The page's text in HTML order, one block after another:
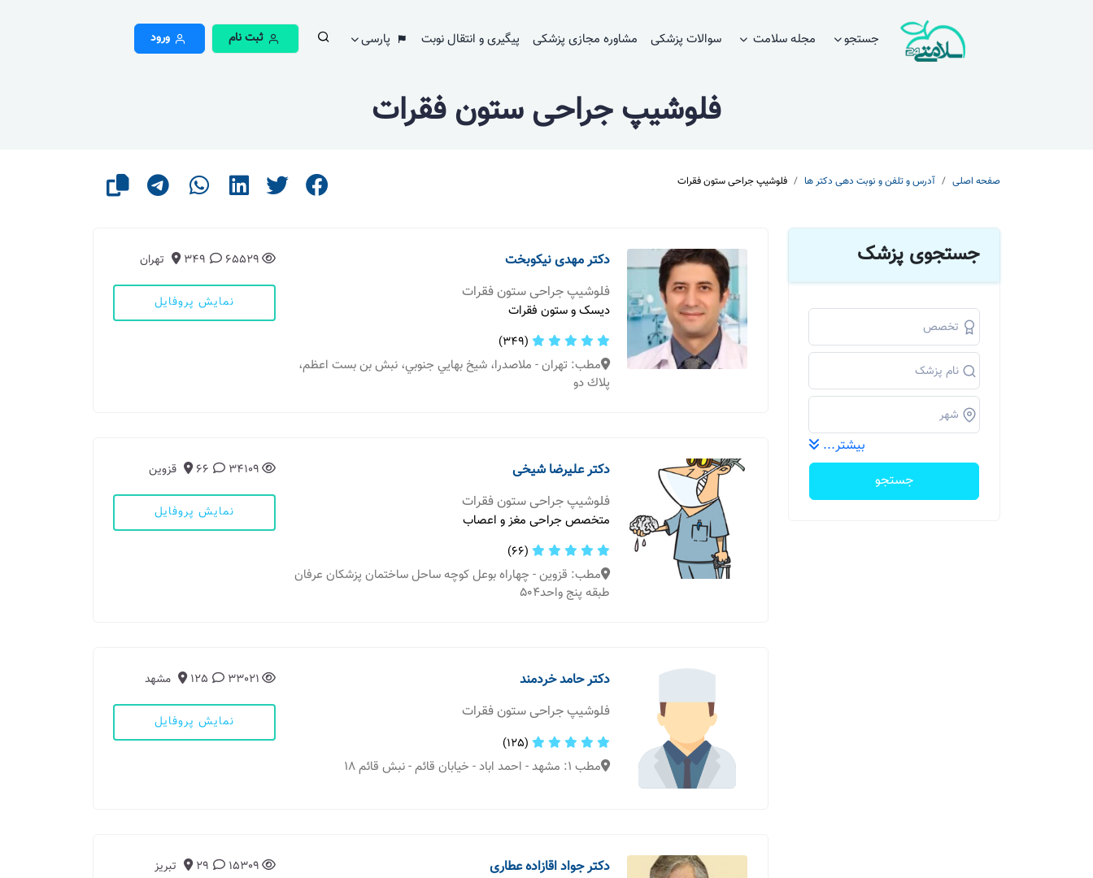
جستجو مجله سلامت سوالات پزشکی مشاوره مجازی پزشکی پیگیری و انتقال نوبت پارسی ثبت نام ورود
فلوشیپ جراحی ستون فقرات
صفحه اصلی آدرس و تلفن و نوبت دهی دکتر ها فلوشیپ جراحی ستون فقرات
جستجوی پزشک
بیشتر...
جستجو
دکتر مهدی نیکوبخت
فلوشیپ جراحی ستون فقرات
دیسک و ستون فقرات
(349)
مطب: تهران - ملاصدرا، شيخ بهايي جنوبي، نبش بن بست اعظم،
پلاك دو
65529
349 تهران
نمایش پروفایل
دکتر علیرضا شیخی
فلوشیپ جراحی ستون فقرات
متخصص جراحی مغز و اعصاب
(66)
مطب: قزوین - چهاراه بوعل کوچه ساحل ساختمان پزشکان عرفان
طبقه پنج واحد504
34109
66 قزوین
نمایش پروفایل
دکتر حامد خردمند
فلوشیپ جراحی ستون فقرات
(125)
مطب 1: مشهد - احمد اباد - خیابان قائم - نبش قائم 18
33021
125 مشهد
نمایش پروفایل
دکتر جواد اقازاده عطاری
15309
29 تبریز